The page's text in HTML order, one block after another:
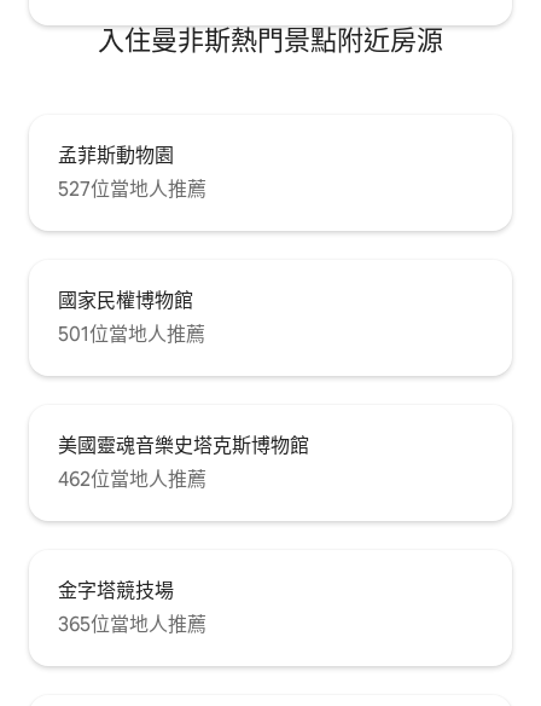
入住曼非斯熱門景點附近房源
孟菲斯動物園
527位當地人推薦
國家民權博物館
501位當地人推薦
美國靈魂音樂史塔克斯博物館
462位當地人推薦
金字塔競技場
365位當地人推薦